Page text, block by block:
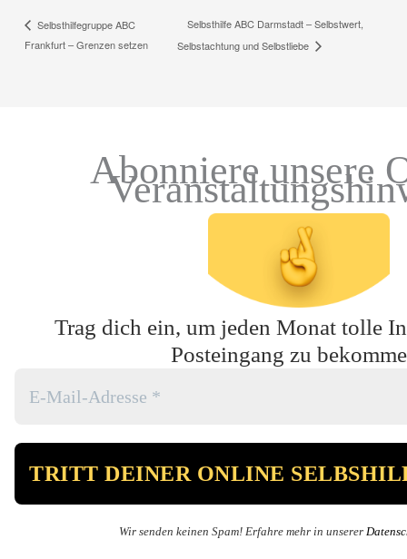
Selbsthilfegruppe ABC
Frankfurt – Grenzen setzen
Selbsthilfe ABC Darmstadt – Selbstwert,
Selbstachtung und Selbstliebe
Abonniere unsere
Trag dich ein, um jeden Monat tolle
Posteingang zu
Wir senden keinen Spam! Erfahre mehr in unserer